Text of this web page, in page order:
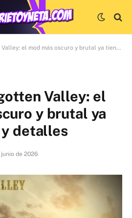
el mod más oscuro y brutal ya tiene fecha y detalles
Valley: el
y brutal ya
detalles
de 2026